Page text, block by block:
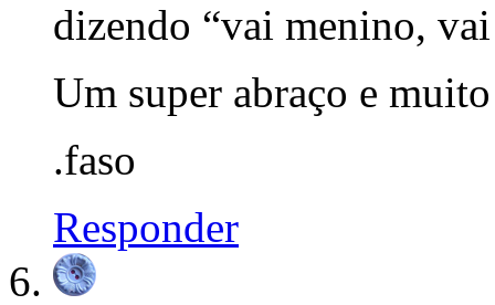
dizendo “vai menino,
Um super abraço e
.faso
Responder